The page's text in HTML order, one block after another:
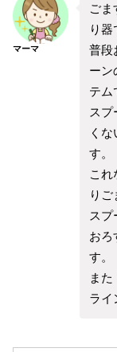
マーマ
ご
り器
普段
ーン
テム
ス
く
す。
こ
りご
ス
おろ
す。
ま
ライ